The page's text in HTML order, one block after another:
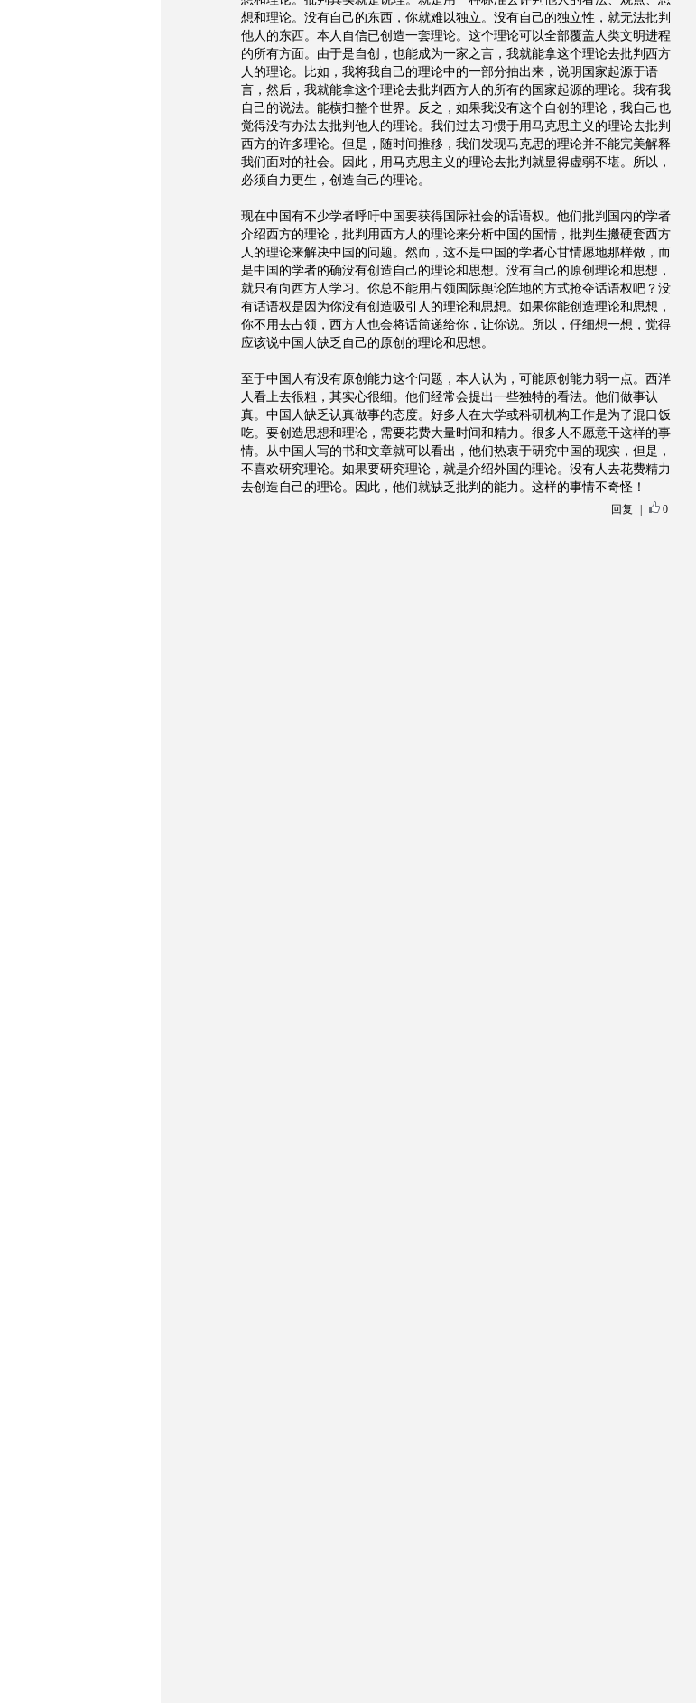
想和理论。没有自己的东西，你就难以独立。没有自己的独立性，就无法批判
他人的东西。本人自信已创造一套理论。这个理论可以全部覆盖人类文明进程
的所有方面。由于是自创，也能成为一家之言，我就能拿这个理论去批判西方
人的理论。比如，我将我自己的理论中的一部分抽出来，说明国家起源于语
言，然后，我就能拿这个理论去批判西方人的所有的国家起源的理论。我有我
自己的说法。能横扫整个世界。反之，如果我没有这个自创的理论，我自己也
觉得没有办法去批判他人的理论。我们过去习惯于用马克思主义的理论去批判
西方的许多理论。但是，随时间推移，我们发现马克思的理论并不能完美解释
我们面对的社会。因此，用马克思主义的理论去批判就显得虚弱不堪。所以，
必须自力更生，创造自己的理论。
现在中国有不少学者呼吁中国要获得国际社会的话语权。他们批判国内的学者
介绍西方的理论，批判用西方人的理论来分析中国的国情，批判生搬硬套西方
人的理论来解决中国的问题。然而，这不是中国的学者心甘情愿地那样做，而
是中国的学者的确没有创造自己的理论和思想。没有自己的原创理论和思想，
就只有向西方人学习。你总不能用占领国际舆论阵地的方式抢夺话语权吧？没
有话语权是因为你没有创造吸引人的理论和思想。如果你能创造理论和思想，
你不用去占领，西方人也会将话筒递给你，让你说。所以，仔细想一想，觉得
应该说中国人缺乏自己的原创的理论和思想。
至于中国人有没有原创能力这个问题，本人认为，可能原创能力弱一点。西洋
人看上去很粗，其实心很细。他们经常会提出一些独特的看法。他们做事认
真。中国人缺乏认真做事的态度。好多人在大学或科研机构工作是为了混口饭
吃。要创造思想和理论，需要花费大量时间和精力。很多人不愿意干这样的事
情。从中国人写的书和文章就可以看出，他们热衷于研究中国的现实，但是，
不喜欢研究理论。如果要研究理论，就是介绍外国的理论。没有人去花费精力
去创造自己的理论。因此，他们就缺乏批判的能力。这样的事情不奇怪！
回复 0